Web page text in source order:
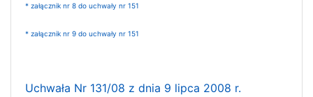
* załącznik nr 8 do uchwały nr 151
* załącznik nr 9 do uchwały nr 151
Uchwała Nr 131/08 z dnia 9 lipca 2008 r.